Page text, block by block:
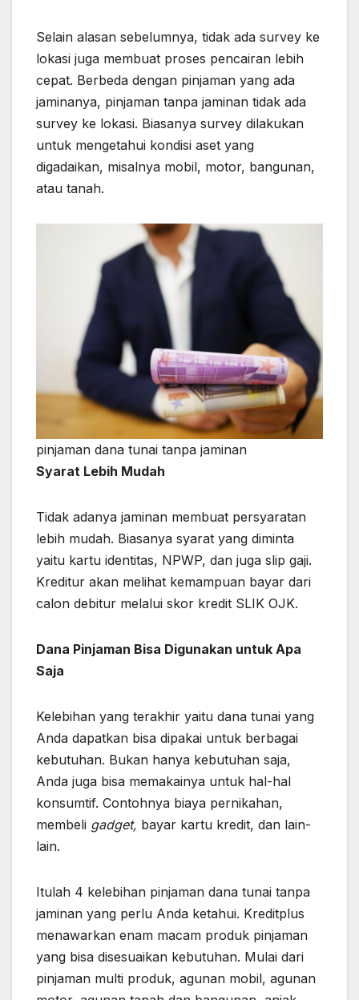
Selain alasan sebelumnya, tidak ada survey ke
lokasi juga membuat proses pencairan lebih
cepat. Berbeda dengan pinjaman yang ada
jaminanya, pinjaman tanpa jaminan tidak ada
survey ke lokasi. Biasanya survey dilakukan
untuk mengetahui kondisi aset yang
digadaikan, misalnya mobil, motor, bangunan,
atau tanah.
pinjaman dana tunai tanpa jaminan
Syarat Lebih Mudah
Tidak adanya jaminan membuat persyaratan
lebih mudah. Biasanya syarat yang diminta
yaitu kartu identitas, NPWP, dan juga slip gaji.
Kreditur akan melihat kemampuan bayar dari
calon debitur melalui skor kredit SLIK OJK.
Dana Pinjaman Bisa Digunakan untuk Apa
Saja
Kelebihan yang terakhir yaitu dana tunai yang
Anda dapatkan bisa dipakai untuk berbagai
kebutuhan. Bukan hanya kebutuhan saja,
Anda juga bisa memakainya untuk hal-hal
konsumtif. Contohnya biaya pernikahan,
membeli gadget, bayar kartu kredit, dan lain-
lain.
Itulah 4 kelebihan pinjaman dana tunai tanpa
jaminan yang perlu Anda ketahui. Kreditplus
menawarkan enam macam produk pinjaman
yang bisa disesuaikan kebutuhan. Mulai dari
pinjaman multi produk, agunan mobil, agunan